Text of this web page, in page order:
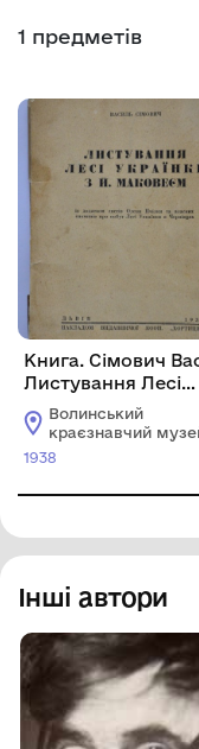
1 предметів
Книга. Сімович
Листування Лесі
Українки з Й.
Волинський
краєзнавчий
1938
Інші автори